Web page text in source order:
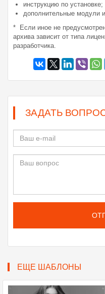
инструкцию по установке;
дополнительные модули
* Если иное не
архива зависит от типа
разработчика.
ЗАДАТЬ
ЕЩЕ ШАБЛОНЫ